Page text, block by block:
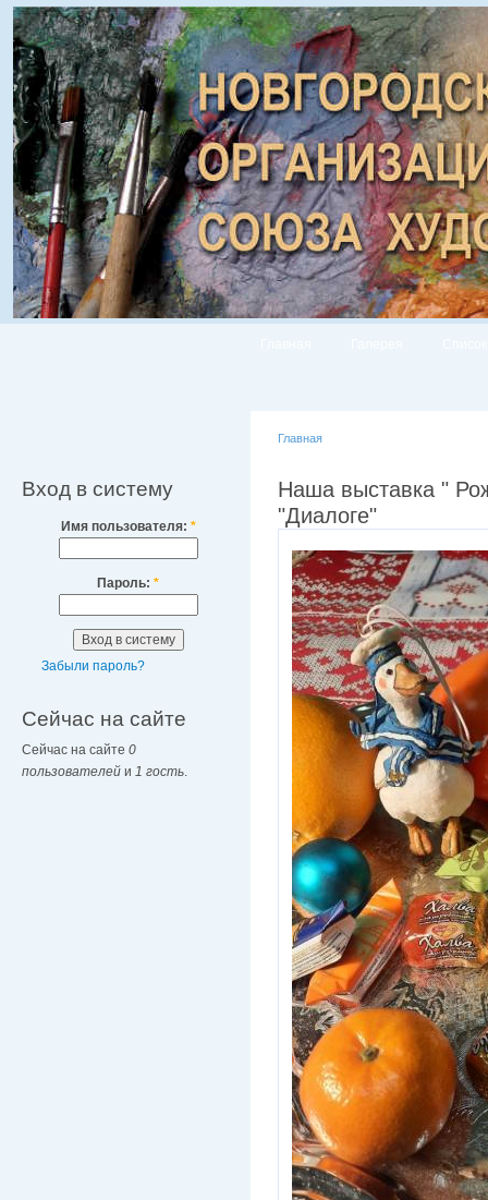
Вход в систему
Имя пользователя: *
Пароль: *
Забыли пароль?
Сейчас на сайте
Сейчас на сайте 0
пользователей и 1 гость
Главная
Наша выставка "
"Диалоге"